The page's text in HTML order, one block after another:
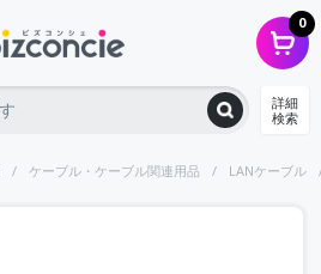
0
詳細
検索
ケーブル・ケーブル関連用品 LANケーブル